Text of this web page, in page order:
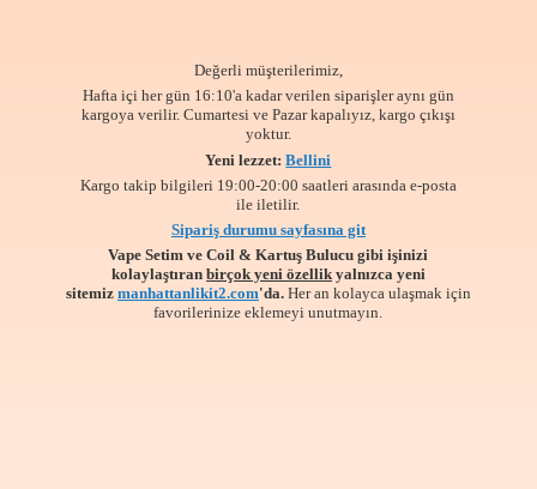
Değerli müşterilerimiz,
Hafta içi her gün 16:10'a kadar verilen siparişler aynı gün
kargoya verilir. Cumartesi ve Pazar kapalıyız, kargo çıkışı
yoktur.
Yeni lezzet:Bellini
Kargo takip bilgileri 19:00-20:00 saatleri arasında e-posta
ile iletilir.
Sipariş durumu sayfasına git
Vape Setim ve Coil & Kartuş Bulucu gibi işinizi
kolaylaştıran birçok yeni özellikyalnızca yeni
sitemiz manhattanlikit2.com'da. Her an kolayca ulaşmak için
favorilerinizeeklemeyi unutmayın.